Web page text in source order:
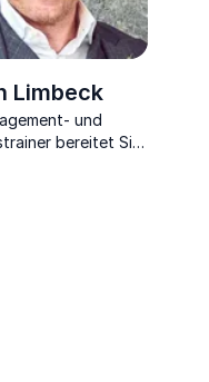
Limbeck
und
bereitet Sie